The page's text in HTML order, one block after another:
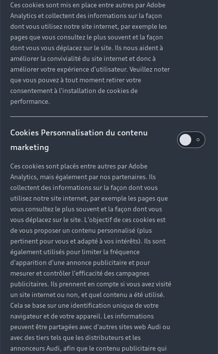
Ces cookies sont mis en place entre autres par Adobe
Analytics et collectent des informations sur la façon
dont vous utilisez notre site internet, par exemple les
pages que vous consultez le plus souvent et la façon
dont vous vous déplacez sur le site. Ils nous aident à
améliorer la convivialité du site internet et donc à
améliorer votre expérience d'utilisateur. Veuillez noter
que vous pouvez à tout moment retirer votre
consentement à l'installation de cookies de
performance.
Cookies Personnalisation du contenu
marketing
Ces cookies sont placés entre autres par Adobe
Analytics, mais également par nos partenaires. Ils
collectent des informations sur la façon dont vous
utilisez notre site internet, par exemple les pages que
vous consultez le plus souvent et la façon dont vous
vous déplacez sur le site. L'objectif de ces cookies est
de vous proposer un contenu personnalisé (plus
pertinent pour vous et adapté à vos intérêts). Ils sont
également utilisés pour limiter la fréquence
d'apparition d'une annonce publicitaire et pour
mesurer et contrôler l'efficacité des campagnes
publicitaires. Ils prennent en compte si vous avez visité
un site internet ou non, et quel contenu a été utilisé.
Cela se base sur une identification unique de votre
navigateur et de votre appareil. Les informations
peuvent être partagées avec d'autres sites web Audi ou
avec des tiers tels que les distributeurs et les
annonceurs Audi, afin que le contenu publicitaire qui